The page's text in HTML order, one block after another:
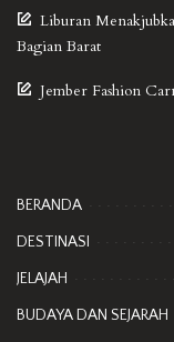
Liburan
Bagian Barat
Jember Fashion
BERANDA
DESTINASI
JELAJAH
BUDAYA DAN SEJARAH